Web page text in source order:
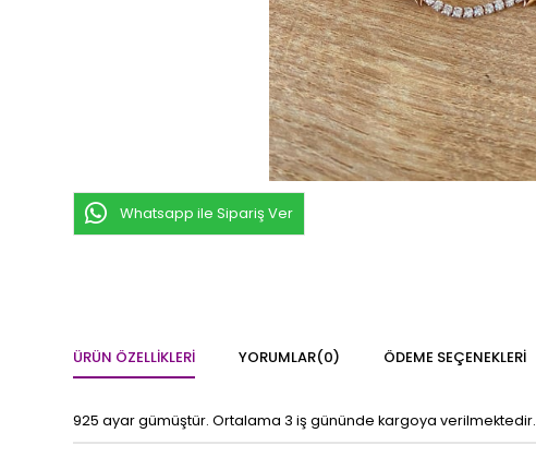
Whatsapp ile Sipariş Ver
ÜRÜN ÖZELLIKLERI YORUMLAR(0) ÖDEME SEÇENEKLERI
925 ayar gümüştür. Ortalama 3 iş gününde kargoya verilmektedir.